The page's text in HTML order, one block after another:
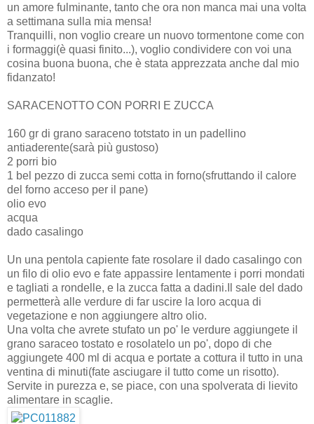
un amore fulminante, tanto che ora non manca mai una volta
a settimana sulla mia mensa!
Tranquilli, non voglio creare un nuovo tormentone come con
i formaggi(è quasi finito...), voglio condividere con voi una
cosina buona buona, che è stata apprezzata anche dal mio
fidanzato!
SARACENOTTO CON PORRI E ZUCCA
160 gr di grano saraceno totstato in un padellino
antiaderente(sarà più gustoso)
2 porri bio
1 bel pezzo di zucca semi cotta in forno(sfruttando il calore
del forno acceso per il pane)
olio evo
acqua
dado casalingo
Un una pentola capiente fate rosolare il dado casalingo con
un filo di olio evo e fate appassire lentamente i porri mondati
e tagliati a rondelle, e la zucca fatta a dadini.Il sale del dado
permetterà alle verdure di far uscire la loro acqua di
vegetazione e non aggiungere altro olio.
Una volta che avrete stufato un po' le verdure aggiungete il
grano saraceo tostato e rosolatelo un po', dopo di che
aggiungete 400 ml di acqua e portate a cottura il tutto in una
ventina di minuti(fate asciugare il tutto come un risotto).
Servite in purezza e, se piace, con una spolverata di lievito
alimentare in scaglie.